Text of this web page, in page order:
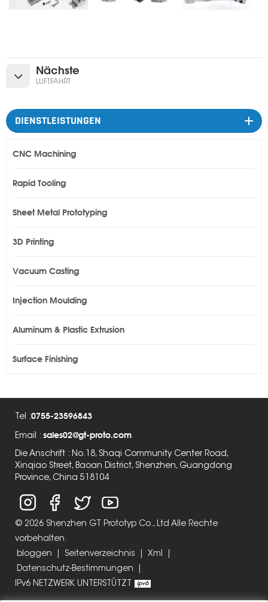
Nächste
LUFTFAHRT
DIENSTLEISTUNGEN
CNC Machining
Rapid Tooling
Sheet Metal Prototyping
3D Printing
Vacuum Casting
Injection Moulding
Aluminum & Plastic Extrusion
Surface Finishing
Tel :0755-23596843
Email : sales02@gt-proto.com
Die Anschrift : No.18, Shaqi Community Center Road,
Xinqiao Street, Baoan District, Shenzhen, Guangdong
Province, China 518104
© 2026 Shenzhen GT Prototyp Co., Ltd Alle Rechte
vorbehalten.
bloggen
Seitenverzeichnis Xml
Datenschutz-Bestimmungen
IPv6 NETZWERK UNTERSTÜTZT